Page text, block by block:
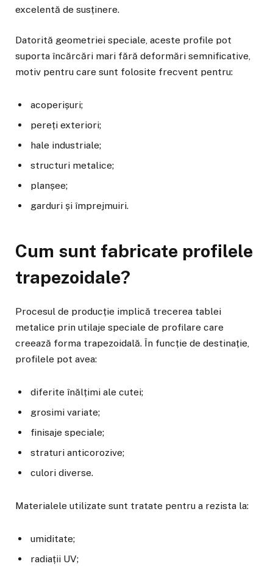
excelentă de susținere.
Datorită geometriei speciale, aceste profile pot
suporta încărcări mari fără deformări semnificative,
motiv pentru care sunt folosite frecvent pentru:
acoperișuri;
pereți exteriori;
hale industriale;
structuri metalice;
planșee;
garduri și împrejmuiri.
Cum sunt fabricate profilele
trapezoidale?
Procesul de producție implică trecerea tablei
metalice prin utilaje speciale de profilare care
creează forma trapezoidală. În funcție de destinație,
profilele pot avea:
diferite înălțimi ale cutei;
grosimi variate;
finisaje speciale;
straturi anticorozive;
culori diverse.
Materialele utilizate sunt tratate pentru a rezista la:
umiditate;
radiații UV;